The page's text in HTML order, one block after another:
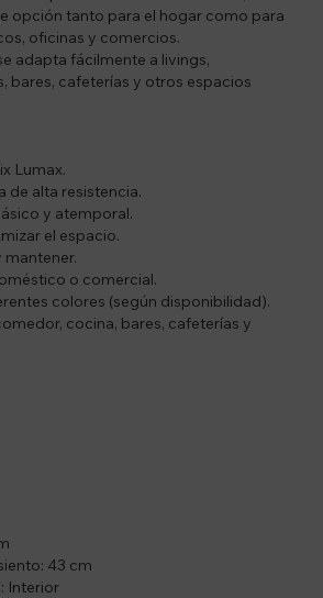
opción tanto para el hogar como para
oficinas y comercios.
adapta fácilmente a livings,
bares, cafeterías y otros espacios
Lumax.
de alta resistencia.
y atemporal.
el espacio.
mantener.
o comercial.
colores (según disponibilidad).
cocina, bares, cafeterías y
43 cm
Interior